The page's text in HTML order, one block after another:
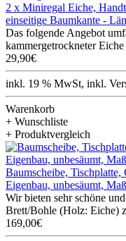
2 x Miniregal Eiche,
einseitige Baumkante -
Das folgende Angebot
kammergetrockneter
29,90€
inkl. 19 % MwSt, inkl.
Warenkorb
+ Wunschliste
+ Produktvergleich
Baumscheibe,
Eigenbau, unbesäumt,
Wir bieten sehr schöne
Brett/Bohle (Holz: Eiche)
169,00€